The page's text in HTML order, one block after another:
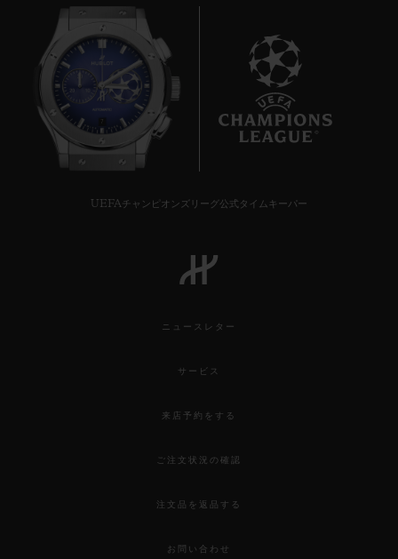
UEFAチャンピオンズリーグ公式タイムキーパー
ニュースレター
サービス
来店予約をする
ご注文状況の確認
注文品を返品する
お問い合わせ